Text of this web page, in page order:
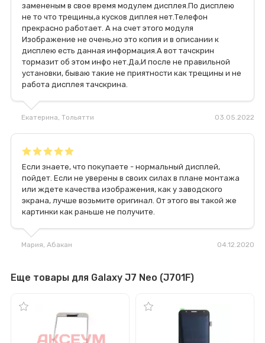
замененым в свое время модулем дисплея.По дисплею
не то что трещины,а кусков диплея нет.Телефон
прекрасно работает. А на счет этого модуля
Изображение не очень,но это копия и в описании к
дисплею есть данная информация.А вот тачскрин
тормазит об этом инфо нет.Да,И после не правильной
установки, бываю такие не приятности как трещины и не
работа дисплея тачскрина.
Екатерина, Тольятти 03.05.2022
Если знаете, что покупаете - нормальный дисплей,
пойдет. Если не уверены в своих силах в плане монтажа
или ждете качества изображения, как у заводского
экрана, лучше возьмите оригинал. От этого вы такой же
картинки как раньше не получите.
Мария, Абакан 04.12.2020
Еще товары для Galaxy J7 Neo (J701F)